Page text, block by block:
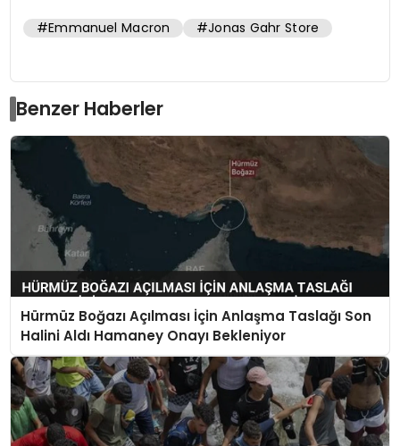
#Emmanuel Macron #Jonas Gahr Store
Benzer Haberler
Hürmüz Boğazı Açılması İçin Anlaşma Taslağı Son
Halini Aldı Hamaney Onayı Bekleniyor